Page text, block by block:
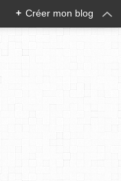
+ Créer mon blog